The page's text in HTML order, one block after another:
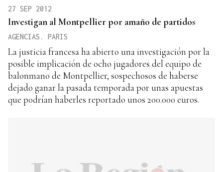
27 SEP 2012
Investigan al Montpellier por amaño de partidos
AGENCIAS. PARIS
La justicia francesa ha abierto una investigación por la
posible implicación de ocho jugadores del equipo de
balonmano de Montpellier, sospechosos de haberse
dejado ganar la pasada temporada por unas apuestas
que podrían haberles reportado unos 200.000 euros.